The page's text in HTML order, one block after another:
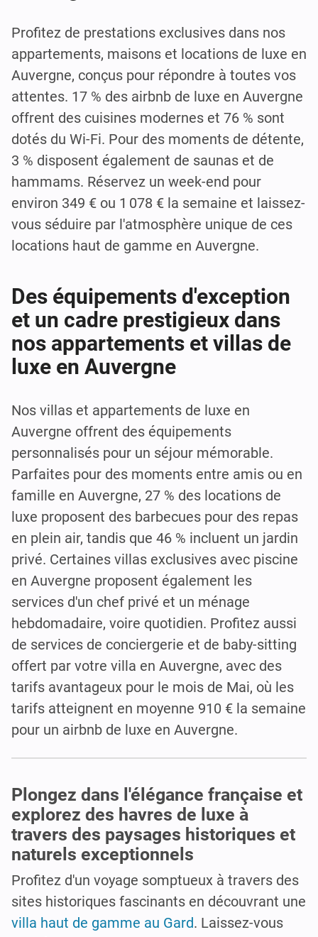
Profitez de prestations exclusives dans nos
appartements, maisons et locations de luxe en
Auvergne, conçus pour répondre à toutes vos
attentes. 17 % des airbnb de luxe en Auvergne
offrent des cuisines modernes et 76 % sont
dotés du Wi-Fi. Pour des moments de détente,
3 % disposent également de saunas et de
hammams. Réservez un week-end pour
environ 349 € ou 1 078 € la semaine et laissez-
vous séduire par l'atmosphère unique de ces
locations haut de gamme en Auvergne.
Des équipements d'exception
et un cadre prestigieux dans
nos appartements et villas de
luxe en Auvergne
Nos villas et appartements de luxe en
Auvergne offrent des équipements
personnalisés pour un séjour mémorable.
Parfaites pour des moments entre amis ou en
famille en Auvergne, 27 % des locations de
luxe proposent des barbecues pour des repas
en plein air, tandis que 46 % incluent un jardin
privé. Certaines villas exclusives avec piscine
en Auvergne proposent également les
services d'un chef privé et un ménage
hebdomadaire, voire quotidien. Profitez aussi
de services de conciergerie et de baby-sitting
offert par votre villa en Auvergne, avec des
tarifs avantageux pour le mois de Mai, où les
tarifs atteignent en moyenne 910 € la semaine
pour un airbnb de luxe en Auvergne.
Plongez dans l'élégance française et
explorez des havres de luxe à
travers des paysages historiques et
naturels exceptionnels
Profitez d'un voyage somptueux à travers des
sites historiques fascinants en découvrant une
villa haut de gamme au Gard. Laissez-vous